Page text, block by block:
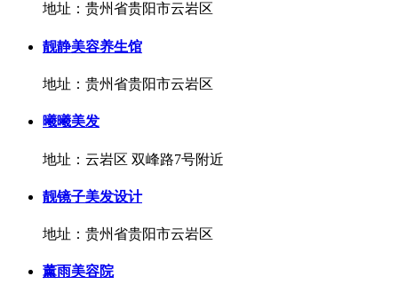
地址：贵州省贵阳市云岩区
靓静美容养生馆
地址：贵州省贵阳市云岩区
曦曦美发
地址：云岩区 双峰路7号附近
靓镜子美发设计
地址：贵州省贵阳市云岩区
薰雨美容院